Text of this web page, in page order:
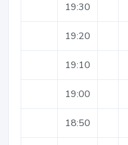
19:30
19:20
19:10
19:00
18:50